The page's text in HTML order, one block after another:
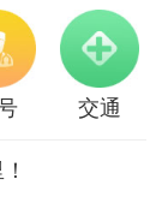
交通